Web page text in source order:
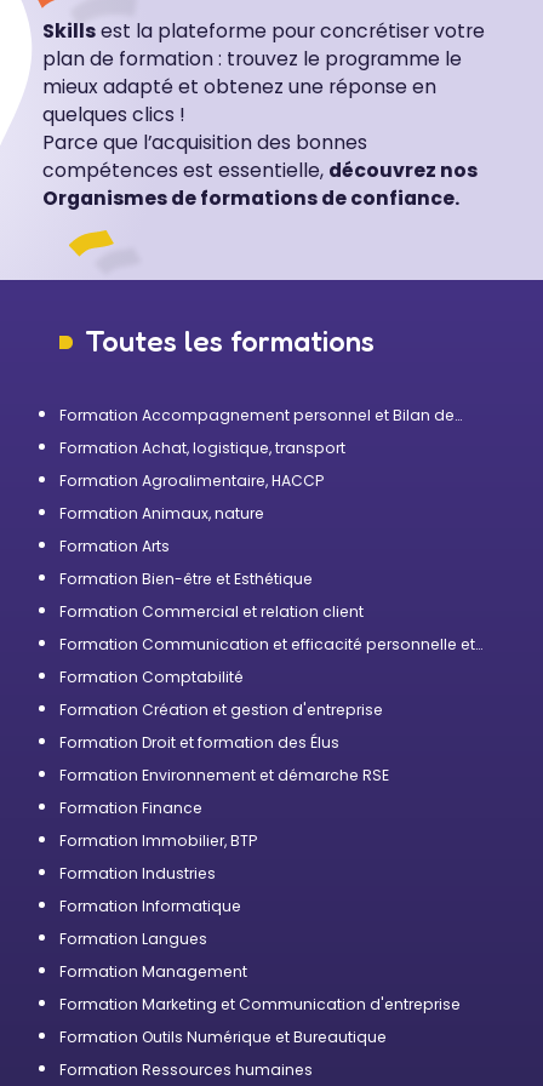
Skillsest la plateforme pour concrétiser votre
plan de formation : trouvez le programme le
mieux adapté et obtenez une réponse en
quelques clics !
Parce que l’acquisition des bonnes
compétences est essentielle, découvrez nos
Organismes de formations de confiance.
Toutes les formations
Formation Accompagnement personnel et Bilan de
Formation Achat, logistique, transport
Formation Agroalimentaire, HACCP
Formation Animaux, nature
Formation Arts
Formation Bien-être et Esthétique
Formation Commercial et relation client
Formation Communication et efficacité personnelle et
Formation Comptabilité
Formation Création et gestion d'entreprise
Formation Droit et formation des Élus
Formation Environnement et démarche RSE
Formation Finance
Formation Immobilier, BTP
Formation Industries
Formation Informatique
Formation Langues
Formation Management
Formation Marketing et Communication d'entreprise
Formation Outils Numérique et Bureautique
Formation Ressources humaines